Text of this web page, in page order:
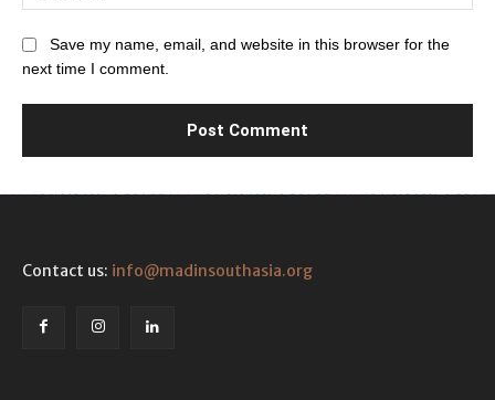
Save my name, email, and website in this browser for the
next time I comment.
Contact us: info@madinsouthasia.org